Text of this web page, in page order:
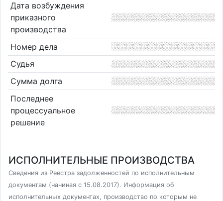
Дата возбуждения
приказного
производства
Номер дела
Судья
Сумма долга
Последнее
процессуальное
решение
ИСПОЛНИТЕЛЬНЫЕ ПРОИЗВОДСТВА
Сведения из Реестра задолженностей по исполнительным
документам (начиная с 15.08.2017). Информация об
исполнительных документах, производство по которым не